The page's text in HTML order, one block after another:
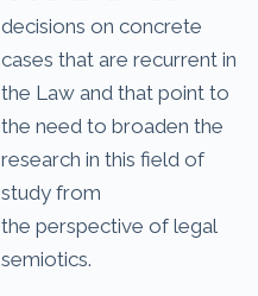
decisions on concrete
cases that are recurrent in
the Law and that point to
the need to broaden the
research in this field of
study from
the perspective of legal
semiotics.